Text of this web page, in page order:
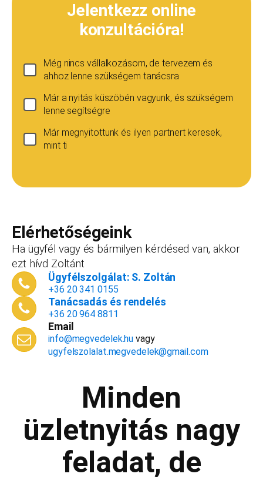
Jelentkezz online
konzultációra!
Még nincs vállalkozásom, de tervezem és
ahhoz lenne szükségem tanácsra
Már a nyitás küszöbén vagyunk, és szükségem
lenne segítségre
Már megnyitottunk és ilyen partnert keresek,
mint ti
vállalkozást, ezt az összeget le tudjuk vonni a
dokumentációk, engedélyek árából így végül
is, ha nyitsz valamit, a konzultáció díjmentes.
Telefonszám
Email cím*
Beküldés
Elérhetőségeink
Ha ügyfél vagy és bármilyen kérdésed van, akkor
ezt hívd Zoltánt
Ügyfélszolgálat: S. Zoltán
+36 20 341 0155
Tanácsadás és rendelés
+36 20 964 8811
Email
info@megvedelek.hu vagy
ugyfelszolalat.megvedelek@gmail.com
Minden
üzletnyitás nagy
feladat, de